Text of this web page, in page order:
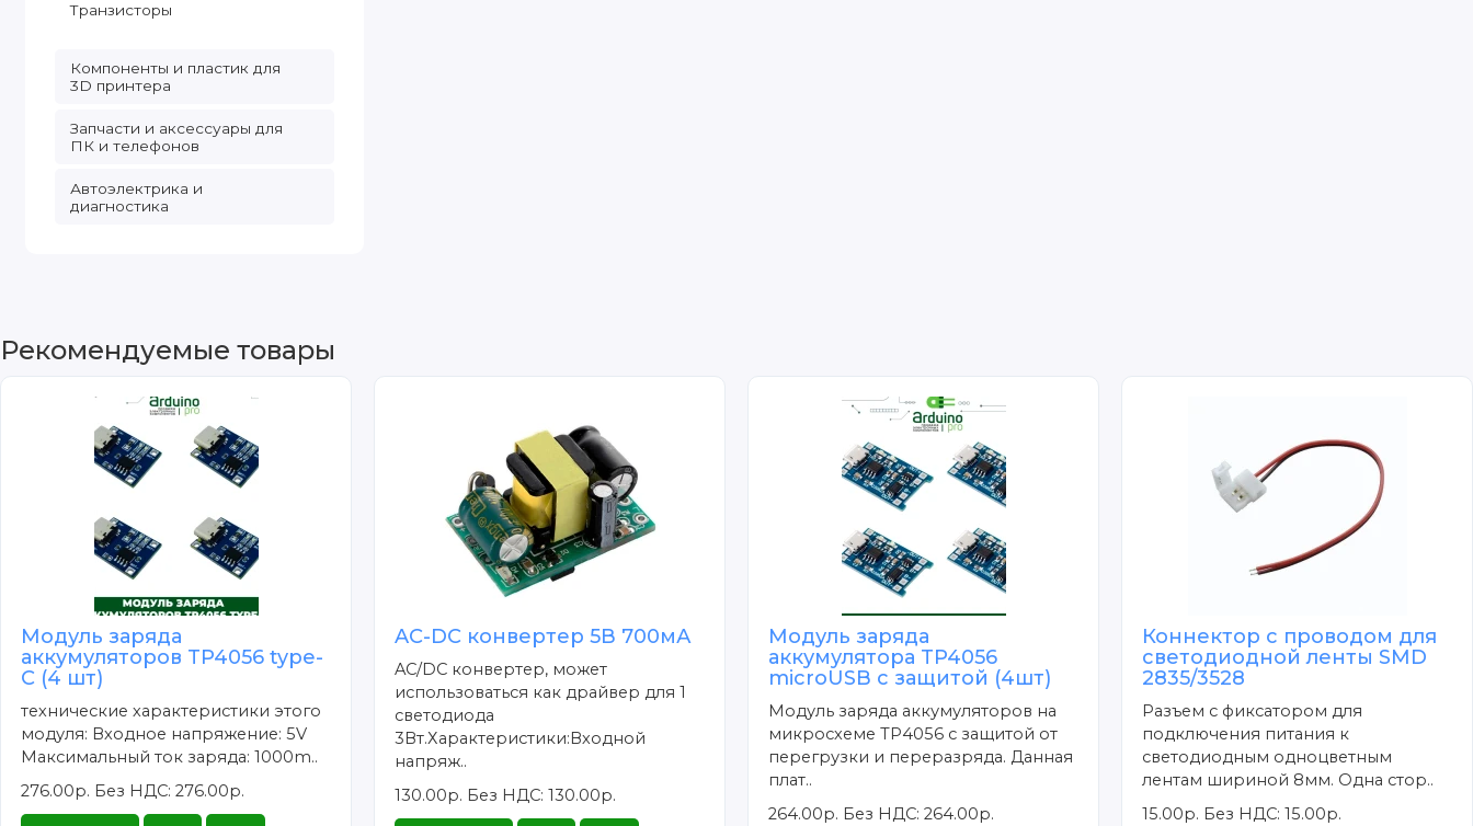
Транзисторы
Компоненты и пластик для
3D принтера
Запчасти и аксессуары для
ПК и телефонов
Автоэлектрика и
диагностика
Рекомендуемые товары
Модуль заряда
аккумуляторов TP4056 type-
C (4 шт)
технические характеристики этого
модуля: Входное напряжение: 5V
Максимальный ток заряда: 1000m..
276.00р. Без НДС: 276.00р.
AC-DC конвертер 5В 700мА
AC/DC конвертер, может
использоваться как драйвер для 1
светодиода
3Вт.Характеристики:Входной
напряж..
130.00р. Без НДС: 130.00р.
Модуль заряда
аккумулятора TP4056
microUSB с защитой (4шт)
Модуль заряда аккумуляторов на
микросхеме TP4056 с защитой от
перегрузки и переразряда. Данная
плат..
264.00р. Без НДС: 264.00р.
Коннектор с проводом для
светодиодной ленты SMD
2835/3528
Разъем с фиксатором для
подключения питания к
светодиодным одноцветным
лентам шириной 8мм. Одна стор..
15.00р. Без НДС: 15.00р.